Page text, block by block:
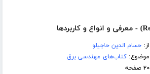
از:حسام الدین حاجیلو
موضوع:کتاب‌های مهندسی برق
۲۰ صفحه